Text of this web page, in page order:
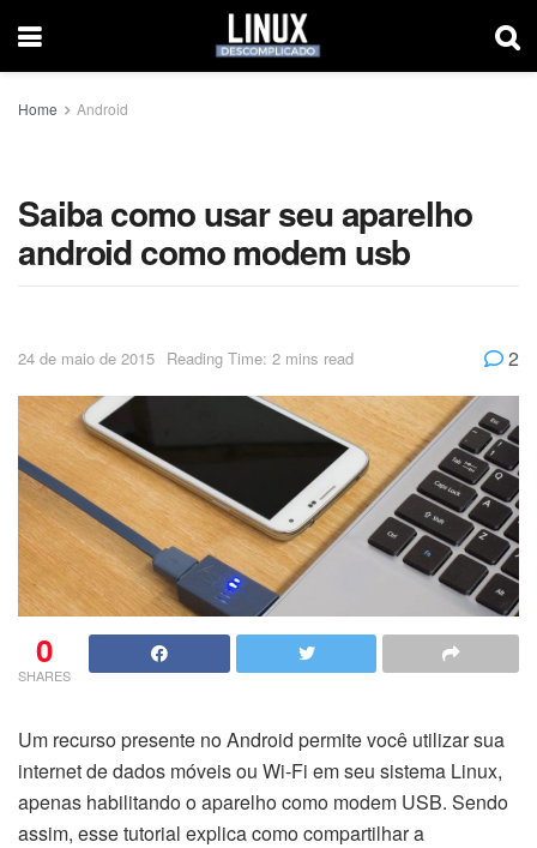
Home Android
Saiba como usar seu aparelho
android como modem usb
24 de maio de 2015 Reading Time: 2 mins read 2
0
SHARES
Um recurso presente no Android permite você utilizar sua
internet de dados móveis ou Wi-Fi em seu sistema Linux,
apenas habilitando o aparelho como modem USB. Sendo
assim, esse tutorial explica como compartilhar a